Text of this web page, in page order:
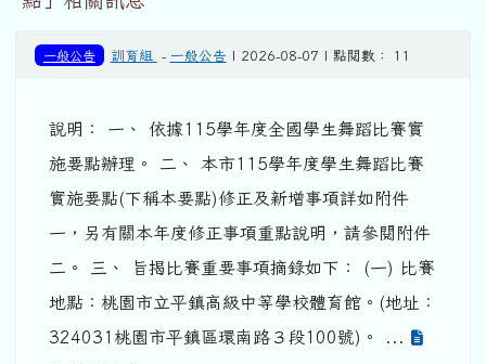
一般公告 訓育組 - 一般公告 | 2026-08-07 | 點閱數： 11
說明： 一、 依據115學年度全國學生舞蹈比賽實
施要點辦理。 二、 本市115學年度學生舞蹈比賽
實施要點(下稱本要點)修正及新增事項詳如附件
一，另有關本年度修正事項重點說明，請參閱附件
二。 三、 旨揭比賽重要事項摘錄如下： (一) 比賽
地點：桃園市立平鎮高級中等學校體育館。(地址：
324031桃園市平鎮區環南路３段100號)。 ...